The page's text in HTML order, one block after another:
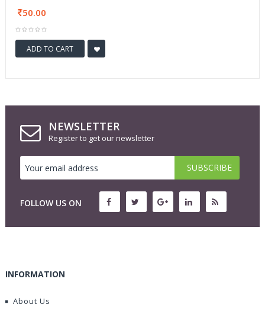
50.00
ADD TO CART
NEWSLETTER
Register to get our newsletter
FOLLOW US ON
INFORMATION
About Us